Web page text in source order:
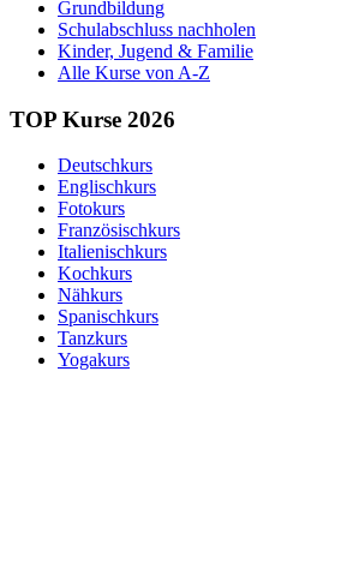
Grundbildung
Schulabschluss nachholen
Kinder, Jugend & Familie
Alle Kurse von A-Z
TOP Kurse 2026
Deutschkurs
Englischkurs
Fotokurs
Französischkurs
Italienischkurs
Kochkurs
Nähkurs
Spanischkurs
Tanzkurs
Yogakurs